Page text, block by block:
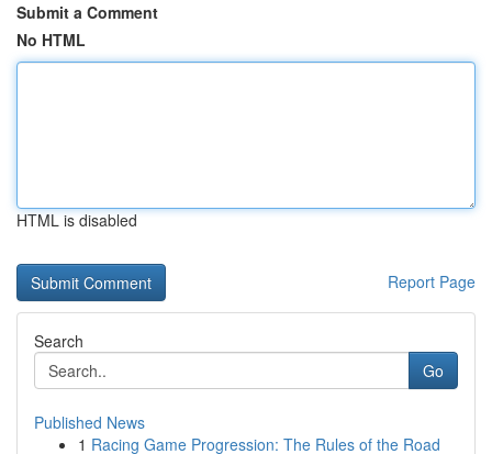
Submit a Comment
No HTML
HTML is disabled
Report Page
Search
Go
Published News
1 Racing Game Progression: The Rules of the Road